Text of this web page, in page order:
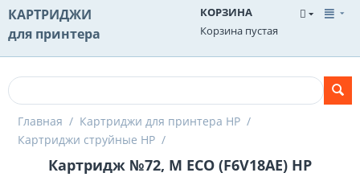
КАРТРИДЖИ
для принтера
КОРЗИНА
Корзина пустая
Главная / Картриджи для принтера HP /
Картриджи струйные HP /
Картридж №72, M ECO (F6V18AE) HP